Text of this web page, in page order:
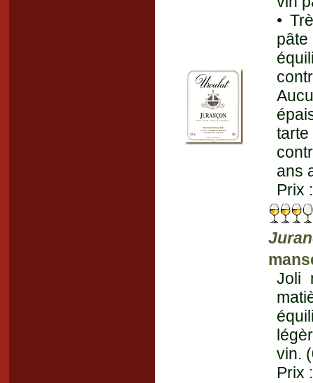
•
ans
Prix
Joli
vin.
Prix